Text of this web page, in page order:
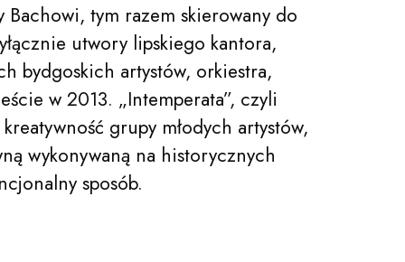
tym razem skierowany do
utwory lipskiego kantora,
bydgoskich artystów, orkiestra,
w 2013. „Intemperata”, czyli
grupy młodych artystów,
wykonywaną na historycznych
sposób.